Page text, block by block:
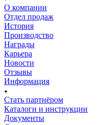
О компании
Отдел продаж
История
Производство
Награды
Карьера
Новости
Отзывы
Информация
Стать партнёром
Каталоги и инструкции
Документы